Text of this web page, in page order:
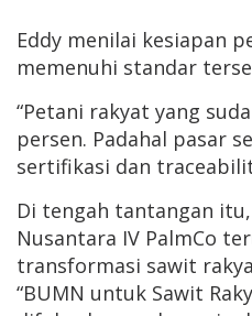
Eddy menilai kesiapan
memenuhi standar
“Petani rakyat yang
persen. Padahal pasar
sertifikasi dan
Di tengah tantangan
Nusantara IV PalmCo
transformasi sawit
“BUMN untuk Sawit